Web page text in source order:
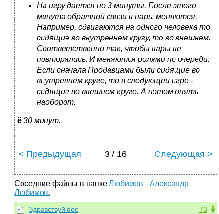
На игру дается по 3 минуты. После этого
минута обратной связи и пары меняются.
Например, сдвигаются на одного человека то
сидящие во внутреннем кругу, то во внешнем.
Соответственно так, чтобы пары не
повторялись. И меняются ролями по очереди.
Если сначала Продавцами были сидящие во
внутреннем круге, то в следующей игре -
сидящие во внешнем круге. А потом опять
наоборот.
ё 30 минут.
< Предыдущая 3 / 16 Следующая >
Соседние файлы в папке Любимов - Александр
Любимов.
73
Здравствуй.doc